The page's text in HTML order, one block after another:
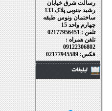
رسالت شرق خیابان
رشید جنوبی پلاک 133
ساختمان ونوس طبقه
چهارم واحد 15
تلفن : 02177956451
تلفن همراه :
09122306802
فکس: 02177945589